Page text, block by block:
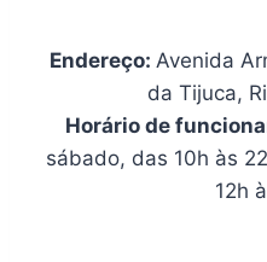
Endereço: Avenida
da Tijuca,
Horário de
sábado, das 10h às
12h